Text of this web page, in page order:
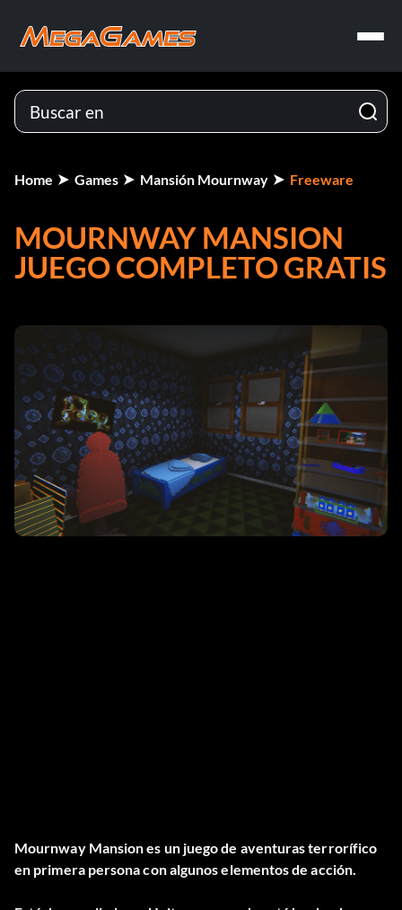
Home Games Mansión Mournway Freeware
MOURNWAY MANSION
JUEGO COMPLETO GRATIS
Mournway Mansion es un juego de aventuras terrorífico
en primera persona con algunos elementos de acción.